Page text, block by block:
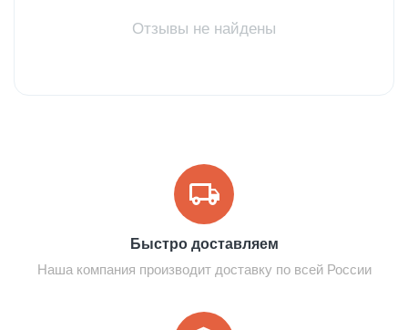
Отзывы не найдены
Быстро доставляем
Наша компания производит доставку по всей России